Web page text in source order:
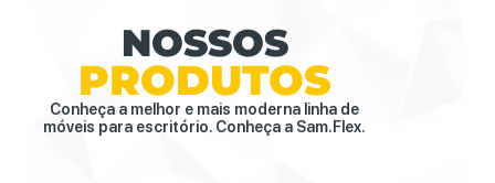
NOSSOS
PRODUTOS
Conheça a melhor e mais moderna linha de
móveis para escritório. Conheça a Sam.Flex.